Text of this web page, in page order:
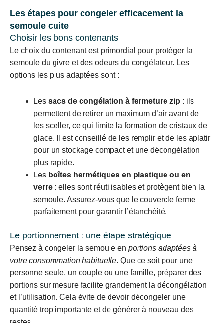
Les étapes pour congeler efficacement la
semoule cuite
Choisir les bons contenants
Le choix du contenant est primordial pour protéger la
semoule du givre et des odeurs du congélateur. Les
options les plus adaptées sont :
Les sacs de congélation à fermeture zip : ils
permettent de retirer un maximum d’air avant de
les sceller, ce qui limite la formation de cristaux de
glace. Il est conseillé de les remplir et de les aplatir
pour un stockage compact et une décongélation
plus rapide.
Les boîtes hermétiques en plastique ou en
verre : elles sont réutilisables et protègent bien la
semoule. Assurez-vous que le couvercle ferme
parfaitement pour garantir l’étanchéité.
Le portionnement : une étape stratégique
Pensez à congeler la semoule en portions adaptées à
votre consommation habituelle. Que ce soit pour une
personne seule, un couple ou une famille, préparer des
portions sur mesure facilite grandement la décongélation
et l’utilisation. Cela évite de devoir décongeler une
quantité trop importante et de générer à nouveau des